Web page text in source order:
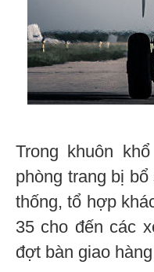
Trong khuôn
phòng trang bị
thống, tổ hợp
35 cho đến các
đợt bàn giao